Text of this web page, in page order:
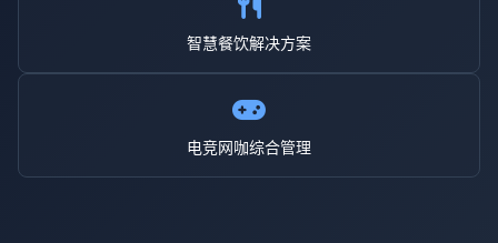
智慧餐饮解决方案
电竞网咖综合管理